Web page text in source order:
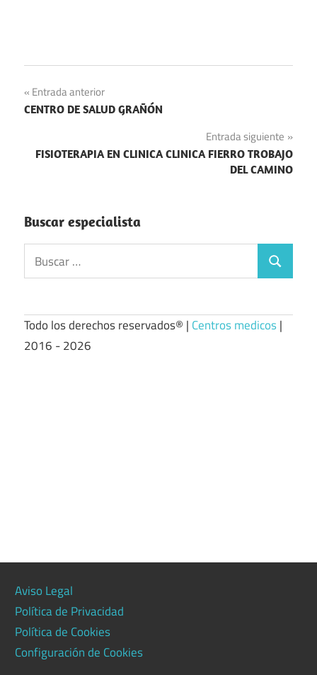
Navegación
de
entradas
Entrada anterior
CENTRO DE SALUD GRAÑÓN
Entrada siguiente
FISIOTERAPIA EN CLINICA CLINICA FIERRO TROBAJO
DEL CAMINO
Buscar especialista
Buscar:
Buscar
Todo los derechos reservados® | Centros medicos|
2016 - 2026
Aviso Legal
Política de Privacidad
Política de Cookies
Configuración de Cookies